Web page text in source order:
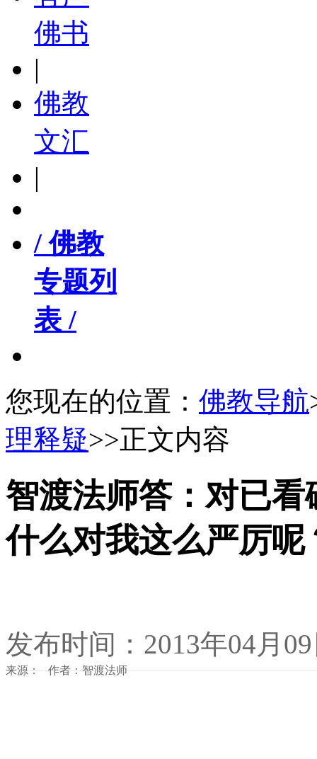
佛书
|
佛教
文汇
|
/ 佛教
专题列
表 /
您现在的位置： 佛教导航
理释疑>>正文内容
智渡法师答：对已
什么对我这么严厉呢
发布时间：2013年04月
来源： 作者：智渡法师